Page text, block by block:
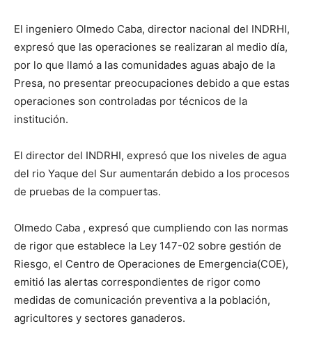
El ingeniero Olmedo Caba, director nacional del INDRHI,
expresó que las operaciones se realizaran al medio día,
por lo que llamó a las comunidades aguas abajo de la
Presa, no presentar preocupaciones debido a que estas
operaciones son controladas por técnicos de la
institución.
El director del INDRHI, expresó que los niveles de agua
del rio Yaque del Sur aumentarán debido a los procesos
de pruebas de la compuertas.
Olmedo Caba , expresó que cumpliendo con las normas
de rigor que establece la Ley 147-02 sobre gestión de
Riesgo, el Centro de Operaciones de Emergencia(COE),
emitió las alertas correspondientes de rigor como
medidas de comunicación preventiva a la población,
agricultores y sectores ganaderos.